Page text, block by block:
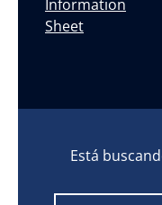
Information
Sheet
Está